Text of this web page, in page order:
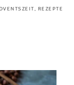
, REZEPTE